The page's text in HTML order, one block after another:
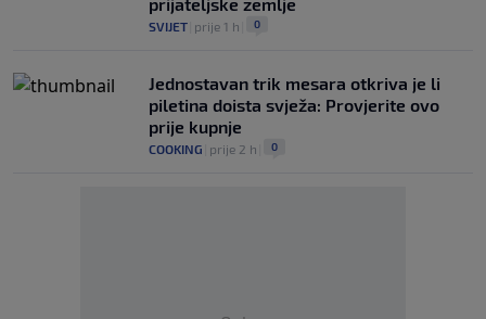
SVIJET prije 1 h 0
Jednostavan trik mesara otkriva je li
piletina doista svježa: Provjerite ovo
prije kupnje
COOKING prije 2 h 0